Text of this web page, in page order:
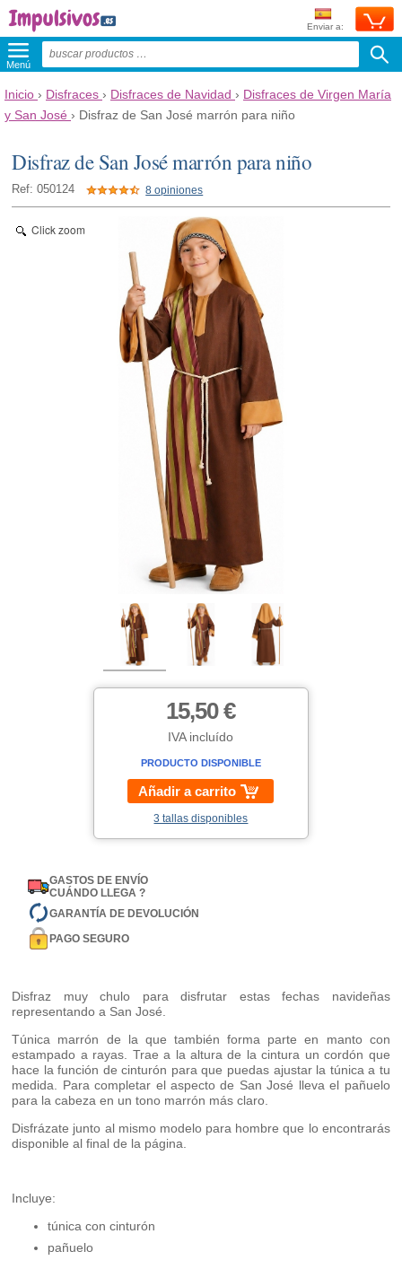
Enviar a:
Menú
Inicio › Disfraces › Disfraces de Navidad › Disfraces de Virgen María
y San José › Disfraz de San José marrón para niño
Disfraz de San José marrón para niño
Ref: 050124 8 opiniones
Click zoom
15,50 €
IVA incluído
PRODUCTO DISPONIBLE
Añadir a carrito
3 tallas disponibles
GASTOS DE ENVÍO
CUÁNDO LLEGA ?
GARANTÍA DE DEVOLUCIÓN
PAGO SEGURO
Disfraz muy chulo para disfrutar estas fechas navideñas
representando a San José.
Túnica marrón de la que también forma parte en manto con
estampado a rayas. Trae a la altura de la cintura un cordón que
hace la función de cinturón para que puedas ajustar la túnica a tu
medida. Para completar el aspecto de San José lleva el pañuelo
para la cabeza en un tono marrón más claro.
Disfrázate junto al mismo modelo para hombre que lo encontrarás
disponible al final de la página.
Incluye:
túnica con cinturón
pañuelo